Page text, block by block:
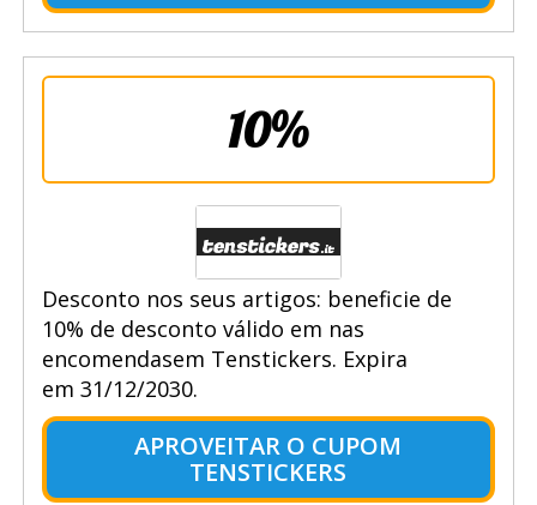
10%
Desconto nos seus artigos: beneficie de
10% de desconto válido em nas
encomendasem Tenstickers. Expira
em 31/12/2030.
APROVEITAR O CUPOM
TENSTICKERS